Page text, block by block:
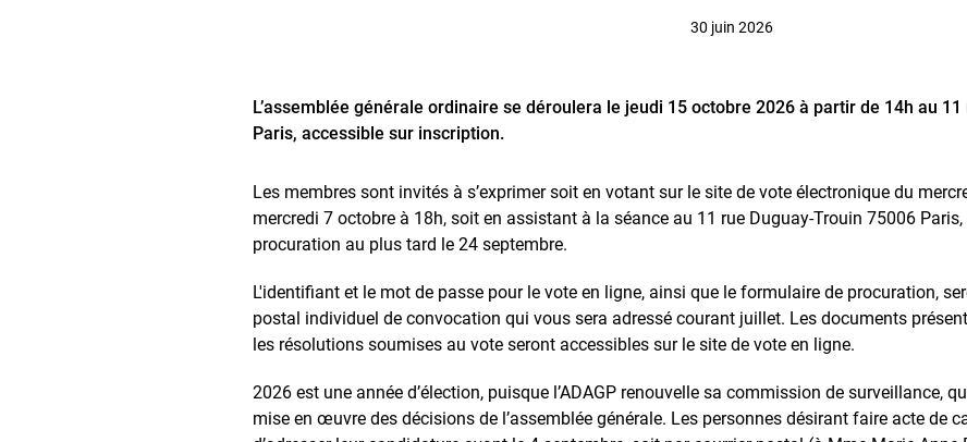
30 juin 2026
L’assemblée générale ordinaire se déroulera le jeudi 15 octobre 2026 à partir de 14h au
Paris, accessible sur inscription.
Les membres sont invités à s’exprimer soit en votant sur le site de vote électronique du
mercredi 7 octobre à 18h, soit en assistant à la séance au 11 rue Duguay-Trouin 75006 Paris,
procuration au plus tard le 24 septembre.
L'identifiant et le mot de passe pour le vote en ligne, ainsi que le formulaire de procuration,
postal individuel de convocation qui vous sera adressé courant juillet. Les documents
les résolutions soumises au vote seront accessibles sur le site de vote en ligne.
2026 est une année d’élection, puisque l’ADAGP renouvelle sa commission de surveillance,
mise en œuvre des décisions de l’assemblée générale. Les personnes désirant faire acte de